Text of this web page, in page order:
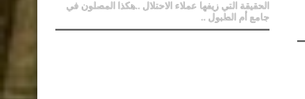
الحقيقة التي زيفها عملاء الاحتلال ..هكذا المصلون في
جامع أم الطبول ..